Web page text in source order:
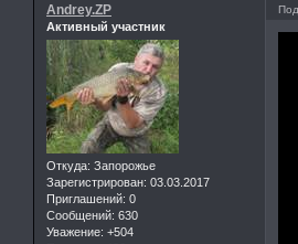
Andrey.ZP
Активный участник
Откуда: Запорожье
Зарегистрирован: 03.03.2017
Приглашений: 0
Сообщений: 630
Уважение: +504